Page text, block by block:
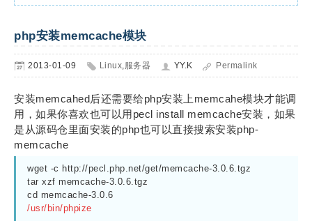
php安装memcache模块
2013-01-09 Linux,服务器 YY.K Permalink
安装memcahed后还需要给php安装上memcahe模块才能调
用，如果你喜欢也可以用pecl install memcache安装，如果
是从源码仓里面安装的php也可以直接搜索安装php-
memcache
wget -c http://pecl.php.net/get/memcache-3.0.6.tgz
tar xzf memcache-3.0.6.tgz
cd memcache-3.0.6
/usr/bin/phpize